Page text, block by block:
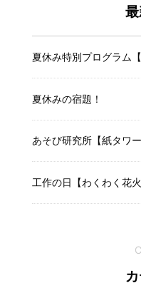
夏休み特別プログラム
夏休みの宿題！
あそび研究所【紙タワー
工作の日【わくわく花火